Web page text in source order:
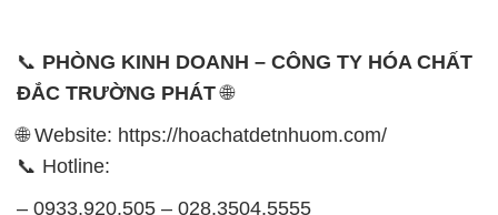
📞 PHÒNG KINH DOANH – CÔNG TY HÓA CHẤT
ĐẮC TRƯỜNG PHÁT🌐
🌐 Website: https://hoachatdetnhuom.com/
📞 Hotline:
– 0933.920.505 – 028.3504.5555